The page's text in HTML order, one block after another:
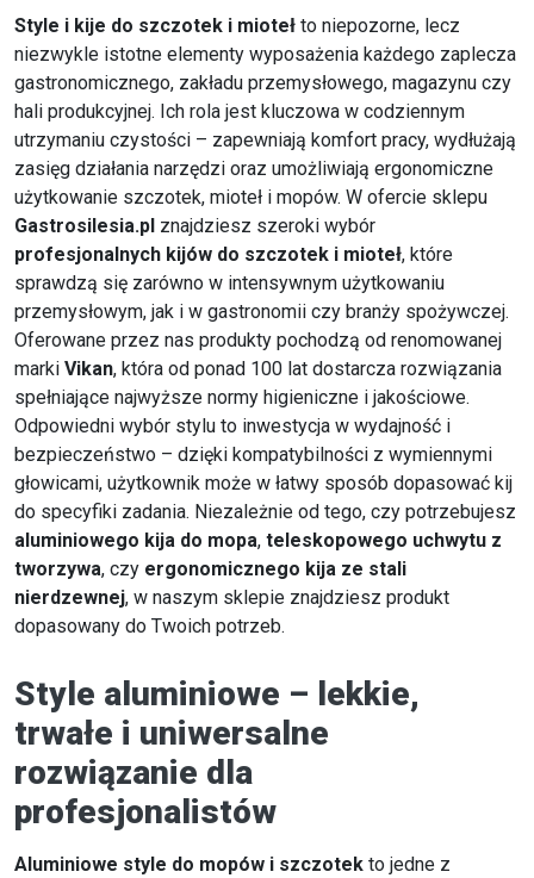
Style i kije do szczotek i mioteł to niepozorne, lecz
niezwykle istotne elementy wyposażenia każdego zaplecza
gastronomicznego, zakładu przemysłowego, magazynu czy
hali produkcyjnej. Ich rola jest kluczowa w codziennym
utrzymaniu czystości – zapewniają komfort pracy, wydłużają
zasięg działania narzędzi oraz umożliwiają ergonomiczne
użytkowanie szczotek, mioteł i mopów. W ofercie sklepu
Gastrosilesia.pl znajdziesz szeroki wybór
profesjonalnych kijów do szczotek i mioteł, które
sprawdzą się zarówno w intensywnym użytkowaniu
przemysłowym, jak i w gastronomii czy branży spożywczej.
Oferowane przez nas produkty pochodzą od renomowanej
marki Vikan, która od ponad 100 lat dostarcza rozwiązania
spełniające najwyższe normy higieniczne i jakościowe.
Odpowiedni wybór stylu to inwestycja w wydajność i
bezpieczeństwo – dzięki kompatybilności z wymiennymi
głowicami, użytkownik może w łatwy sposób dopasować kij
do specyfiki zadania. Niezależnie od tego, czy potrzebujesz
aluminiowego kija do mopa, teleskopowego uchwytu z
tworzywa, czy ergonomicznego kija ze stali
nierdzewnej, w naszym sklepie znajdziesz produkt
dopasowany do Twoich potrzeb.
Style aluminiowe – lekkie,
trwałe i uniwersalne
rozwiązanie dla
profesjonalistów
Aluminiowe style do mopów i szczotek to jedne z